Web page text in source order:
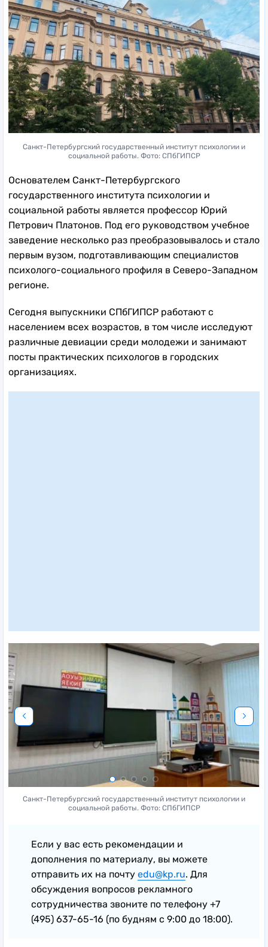
Санкт-Петербургский государственный институт психологии и
социальной работы. Фото: СПбГИПСР
Основателем Санкт-Петербургского
государственного института психологии и
социальной работы является профессор Юрий
Петрович Платонов. Под его руководством учебное
заведение несколько раз преобразовывалось и стало
первым вузом, подготавливающим специалистов
психолого-социального профиля в Северо-Западном
регионе.
Сегодня выпускники СПбГИПСР работают с
населением всех возрастов, в том числе исследуют
различные девиации среди молодежи и занимают
посты практических психологов в городских
организациях.
Санкт-Петербургский государственный институт психологии и
социальной работы. Фото: СПбГИПСР
Если у вас есть рекомендации и
дополнения по материалу, вы можете
отправить их на почту edu@kp.ru. Для
обсуждения вопросов рекламного
сотрудничества звоните по телефону +7
(495) 637-65-16 (по будням с 9:00 до 18:00).